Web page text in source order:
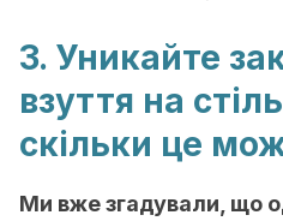
3. Уникайте
взуття на
скільки це
Ми вже згадували, що